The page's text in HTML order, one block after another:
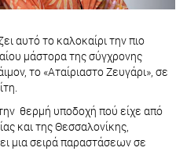
αυτό το καλοκαίρι την πιο
μάστορα της σύγχρονης
το «Αταίριαστο Ζευγάρι», σε
θερμή υποδοχή πού είχε από
και της Θεσσαλονίκης,
μια σειρά παραστάσεων σε